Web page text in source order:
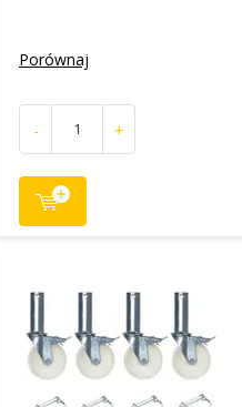
Porównaj
- +